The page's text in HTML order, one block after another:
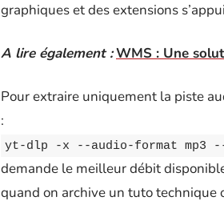
graphiques et des extensions
A lire également :WMS : Une
Pour extraire uniquement la piste
:
yt-dlp -x --audio-format mp3
demande le meilleur débit
quand on archive un tuto technique